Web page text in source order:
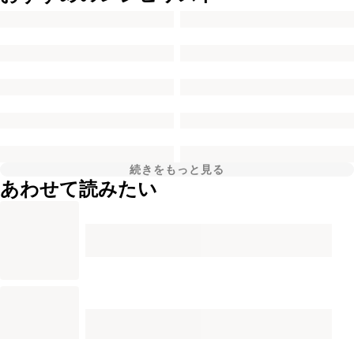
続きをもっと見る
あわせて読みたい